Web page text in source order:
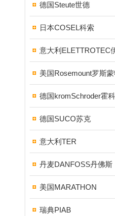
德国Steute世德
日本COSEL科索
美国Rosemount罗斯
德国kromSchroder霍
德国SUCO苏克
意大利TER
丹麦DANFOSS丹佛斯
美国MARATHON
瑞典PIAB